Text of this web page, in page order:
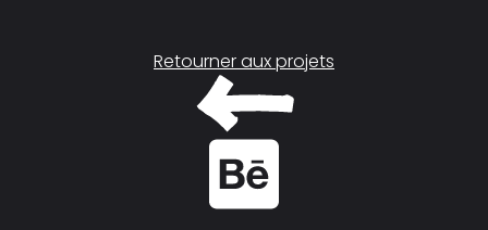
Retourner aux projets
Voir le projet sur Behance